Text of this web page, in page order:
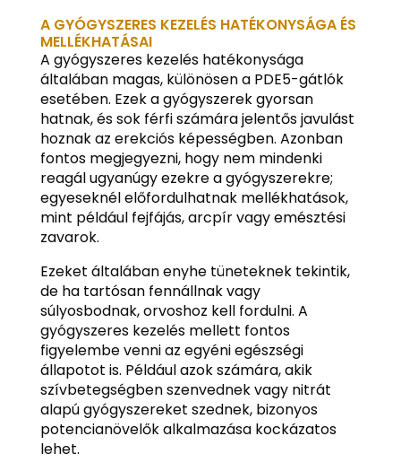
A GYÓGYSZERES KEZELÉS HATÉKONYSÁGA ÉS
MELLÉKHATÁSAI
A gyógyszeres kezelés hatékonysága
általában magas, különösen a PDE5-gátlók
esetében. Ezek a gyógyszerek gyorsan
hatnak, és sok férfi számára jelentős javulást
hoznak az erekciós képességben. Azonban
fontos megjegyezni, hogy nem mindenki
reagál ugyanúgy ezekre a gyógyszerekre;
egyeseknél előfordulhatnak mellékhatások,
mint például fejfájás, arcpír vagy emésztési
zavarok.
Ezeket általában enyhe tüneteknek tekintik,
de ha tartósan fennállnak vagy
súlyosbodnak, orvoshoz kell fordulni. A
gyógyszeres kezelés mellett fontos
figyelembe venni az egyéni egészségi
állapotot is. Például azok számára, akik
szívbetegségben szenvednek vagy nitrát
alapú gyógyszereket szednek, bizonyos
potencianövelők alkalmazása kockázatos
lehet.